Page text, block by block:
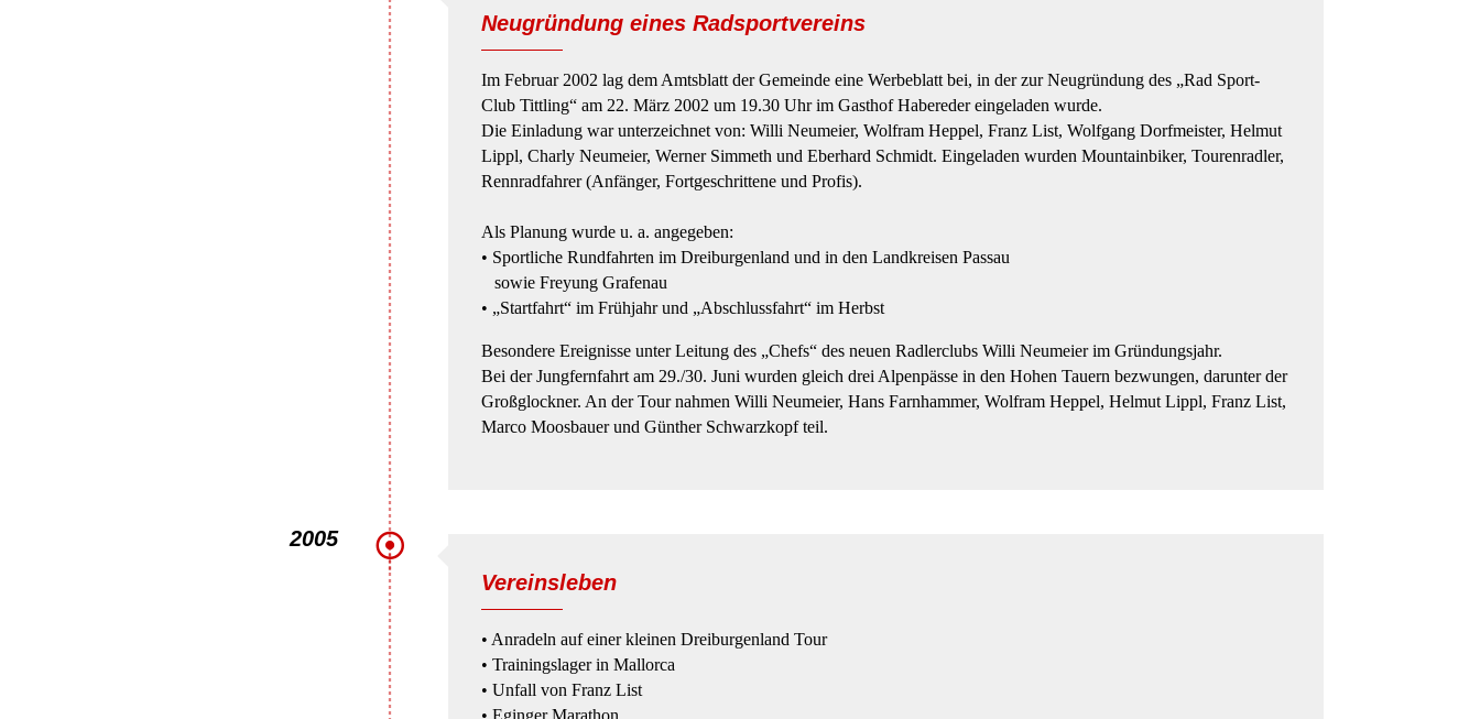
Neugründung eines Radsportvereins
Im Februar 2002 lag dem Amtsblatt der Gemeinde eine Werbeblatt bei, in der zur Neugründung des „Rad Sport-
Club Tittling“ am 22. März 2002 um 19.30 Uhr im Gasthof Habereder eingeladen wurde.
Die Einladung war unterzeichnet von: Willi Neumeier, Wolfram Heppel, Franz List, Wolfgang Dorfmeister, Helmut
Lippl, Charly Neumeier, Werner Simmeth und Eberhard Schmidt. Eingeladen wurden Mountainbiker, Tourenradler,
Rennradfahrer (Anfänger, Fortgeschrittene und Profis).
Als Planung wurde u. a. angegeben:
• Sportliche Rundfahrten im Dreiburgenland und in den Landkreisen Passau
sowie Freyung Grafenau
• „Startfahrt“ im Frühjahr und „Abschlussfahrt“ im Herbst
Besondere Ereignisse unter Leitung des „Chefs“ des neuen Radlerclubs Willi Neumeier im Gründungsjahr.
Bei der Jungfernfahrt am 29./30. Juni wurden gleich drei Alpenpässe in den Hohen Tauern bezwungen, darunter der
Großglockner. An der Tour nahmen Willi Neumeier, Hans Farnhammer, Wolfram Heppel, Helmut Lippl, Franz List,
Marco Moosbauer und Günther Schwarzkopf teil.
2005
Vereinsleben
• Anradeln auf einer kleinen Dreiburgenland Tour
• Trainingslager in Mallorca
• Unfall von Franz List